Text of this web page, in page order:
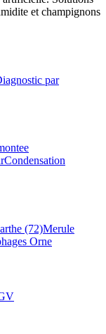
et champignons
par
Condensation
(72)Merule
Orne